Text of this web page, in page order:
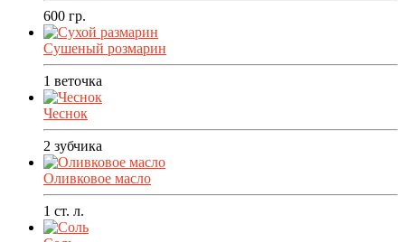
600 гр.
Сушеный розмарин
1 веточка
Чеснок
2 зубчика
Оливковое масло
1 ст. л.